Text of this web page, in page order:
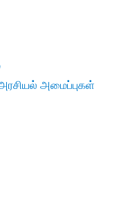
அமைப்புகள்